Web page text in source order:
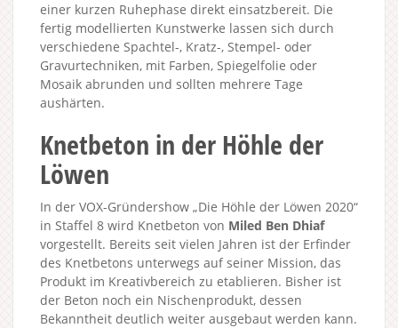
einer kurzen Ruhephase direkt einsatzbereit. Die
fertig modellierten Kunstwerke lassen sich durch
verschiedene Spachtel-, Kratz-, Stempel- oder
Gravurtechniken, mit Farben, Spiegelfolie oder
Mosaik abrunden und sollten mehrere Tage
aushärten.
Knetbeton in der Höhle der
Löwen
In der VOX-Gründershow „Die Höhle der Löwen 2020“
in Staffel 8 wird Knetbeton von Miled Ben Dhiaf
vorgestellt. Bereits seit vielen Jahren ist der Erfinder
des Knetbetons unterwegs auf seiner Mission, das
Produkt im Kreativbereich zu etablieren. Bisher ist
der Beton noch ein Nischenprodukt, dessen
Bekanntheit deutlich weiter ausgebaut werden kann.